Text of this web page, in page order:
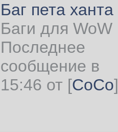
Баг пета ханта
Баги для WoW
Последнее
сообщение в
15:46 от [CoCo]